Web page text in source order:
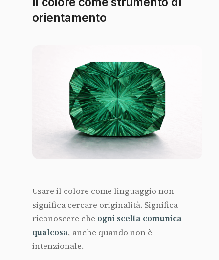
orientamento
Usare il colore come linguaggio non
significa cercare originalità. Significa
riconoscere che ogni scelta comunica
qualcosa, anche quando non è
intenzionale.